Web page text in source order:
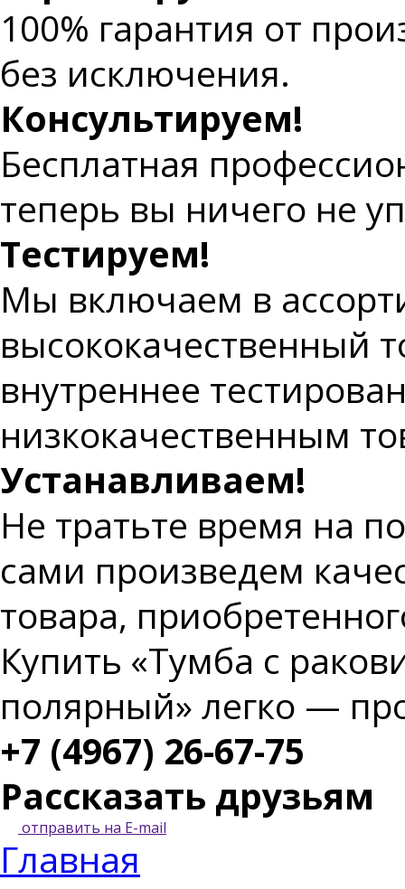
100% гарантия от
без исключения.
Консультируем!
Бесплатная
теперь вы ничего не
Тестируем!
Мы включаем в
высококачественный
внутреннее
низкокачественным
Устанавливаем!
Не тратьте время на
сами произведем
товара,
Купить «Тумба с
полярный» легко —
+7 (4967) 26-67-75
Рассказать друзьям
отправить на E-mail
Главная